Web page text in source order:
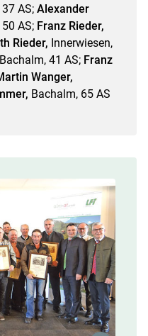
AS; Alexander
AS; Franz Rieder,
Rieder, Innerwiesen,
Bachalm, 41 AS; Franz
Wanger,
Bachalm, 65 AS